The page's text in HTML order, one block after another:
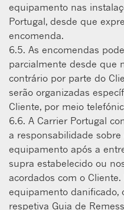
equipamento nas
Portugal, desde que
encomenda.
6.5. As encomendas
parcialmente desde que
contrário por parte do
serão organizadas
Cliente, por meio
6.6. A Carrier Portugal
a responsabilidade
equipamento após a
supra estabelecido ou
acordados com o
equipamento danificado,
respetiva Guia de